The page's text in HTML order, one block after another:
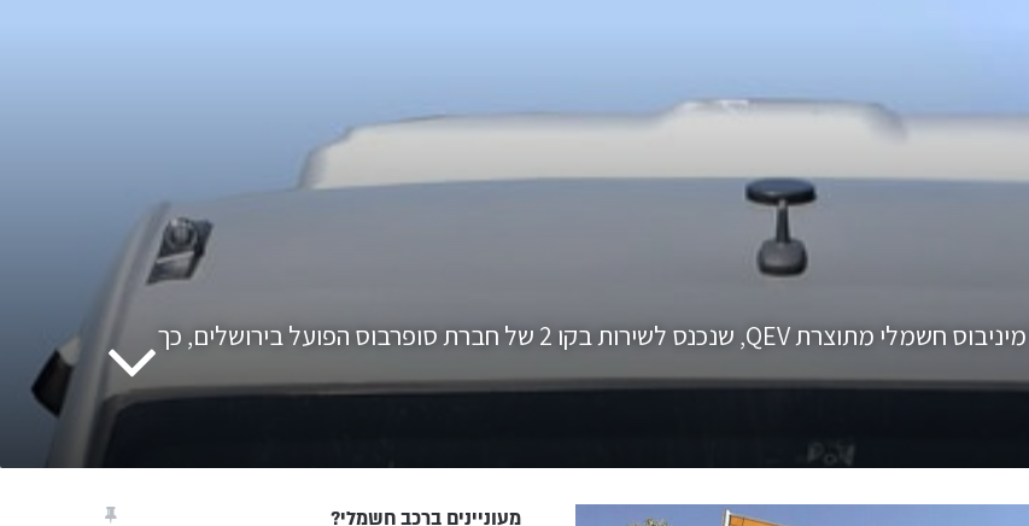
אוטו חן היסעים מקבוצת בליליסוס החלה בייבוא של מיניבוס חשמלי מתוצרת QEV, שנכנס לשירות בקו 2 של חברת סופרבוס הפועל בירושלים, כך
מעוניינים ברכב חשמלי?